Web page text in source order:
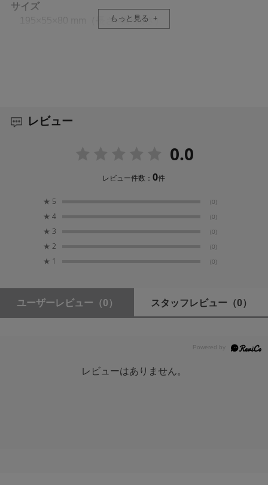
サイズ
195×55×80 mm（長さ×幅×高さ）
Osmo Pocket 3
もっと見る
レビュー
0.0
レビュー件数：0件
★ 5 (0)
★ 4 (0)
★ 3 (0)
★ 2 (0)
★ 1 (0)
ユーザーレビュー （0） スタッフレビュー （0）
レビューはありません。